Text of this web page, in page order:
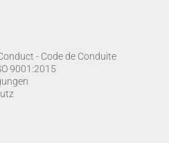
- Code de Conduite
9001:2015